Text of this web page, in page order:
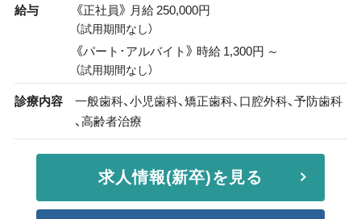
給与 《正社員》 月給 250,000円
（試用期間なし）
《パート･アルバイト》 時給 1,300円 ～
（試用期間なし）
診療内容
一般歯科、小児歯科、矯正歯科、口腔外科、予防歯科
、高齢者治療
求人情報(新卒)を見る